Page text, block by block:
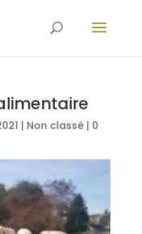
| Non classé| 0